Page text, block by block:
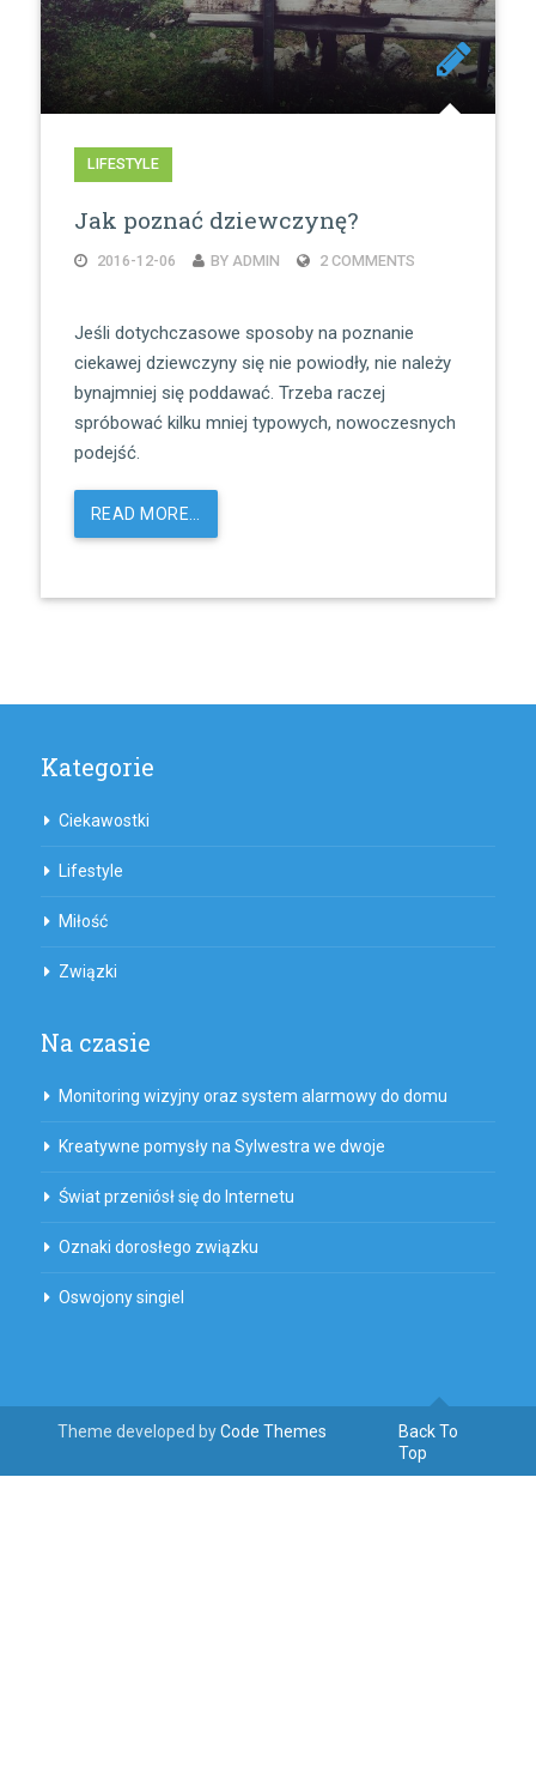
LIFESTYLE
Jak poznać dziewczynę?
2016-12-06 BY ADMIN 2 COMMENTS
Jeśli dotychczasowe sposoby na poznanie
ciekawej dziewczyny się nie powiodły, nie należy
bynajmniej się poddawać. Trzeba raczej
spróbować kilku mniej typowych, nowoczesnych
podejść.
READ MORE…
Kategorie
Ciekawostki
Lifestyle
Miłość
Związki
Na czasie
Monitoring wizyjny oraz system alarmowy do domu
Kreatywne pomysły na Sylwestra we dwoje
Świat przeniósł się do Internetu
Oznaki dorosłego związku
Oswojony singiel
Theme developed byCode Themes
Back To
Top